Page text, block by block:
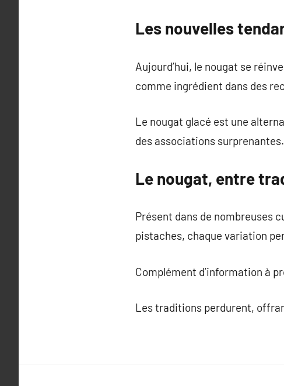
Les nouvelles
Aujourd’hui, le nougat se
comme ingrédient dans des
Le nougat glacé est une
des associations surprenantes.
Le nougat, entre
Présent dans de nombreuses
pistaches, chaque variation
Complément d’information à
Les traditions perdurent,